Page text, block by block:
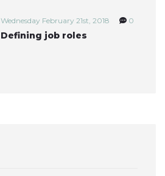
Wednesday February 21st, 2018 0
Defining job roles